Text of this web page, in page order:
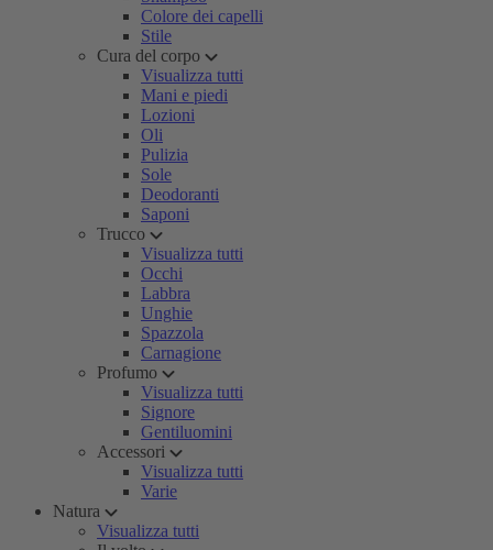
Colore dei capelli
Stile
Cura del corpo
Visualizza tutti
Mani e piedi
Lozioni
Oli
Pulizia
Sole
Deodoranti
Saponi
Trucco
Visualizza tutti
Occhi
Labbra
Unghie
Spazzola
Carnagione
Profumo
Visualizza tutti
Signore
Gentiluomini
Accessori
Visualizza tutti
Varie
Natura
Visualizza tutti